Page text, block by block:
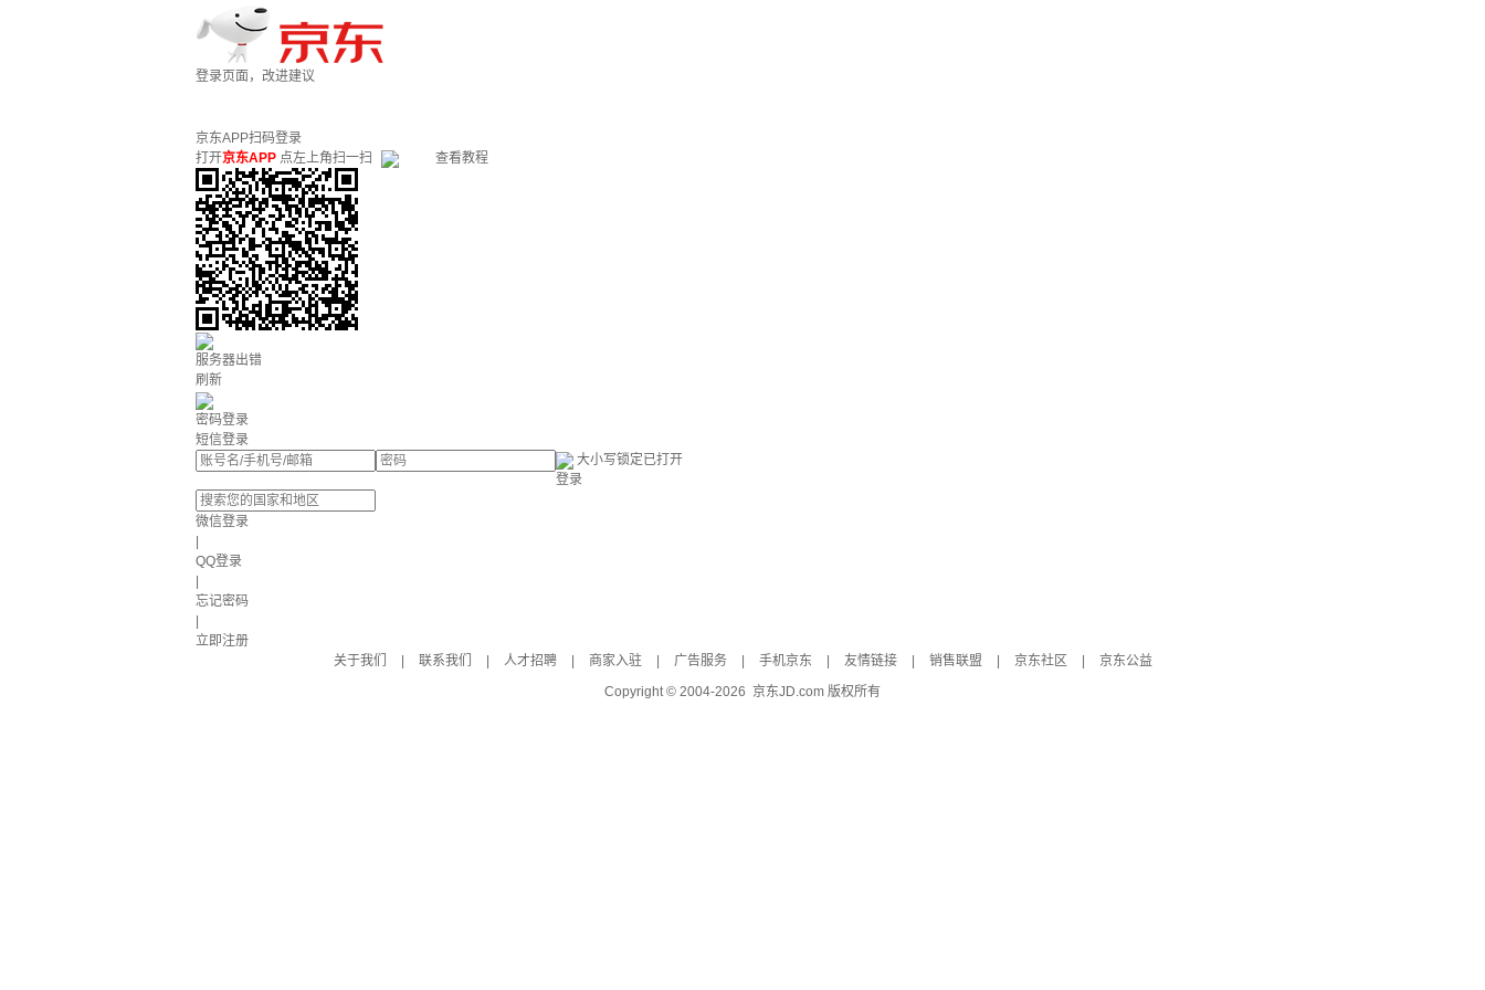
登录页面，改进建议
京东APP扫码登录
打开京东APP 点左上角扫一扫 查看教程
服务器出错
刷新
密码登录
短信登录
大小写锁定已打开
登录
微信登录
QQ登录
忘记密码
立即注册
关于我们
联系我们 人才招聘 商家入驻 广告服务 手机京东 友情链接 销售联盟 京东社区
京东公益
Copyright © 2004-2026 京东JD.com 版权所有